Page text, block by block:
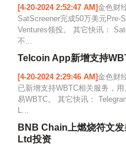
[4-20-2024 2:52:47 AM]金色财
SatScreener完成50万美元Pre-
Ventures领投。 其它快讯：
不...
Telcoin App新增支持
[4-20-2024 2:29:46 AM]金色财
已新增支持WBTC相关服务，
易WBTC。 其它快讯：
L...
BNB Chain上燃烧符文
Ltd投资